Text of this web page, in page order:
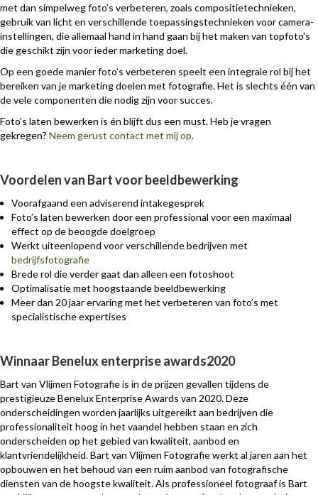
met dan simpelweg foto’s verbeteren, zoals compositietechnieken,
gebruik van licht en verschillende toepassingstechnieken voor camera-
instellingen, die allemaal hand in hand gaan bij het maken van topfoto's
die geschikt zijn voor ieder marketing doel.
Op een goede manier foto’s verbeteren speelt een integrale rol bij het
bereiken van je marketing doelen met fotografie. Het is slechts één van
de vele componenten die nodig zijn voor succes.
Foto’s laten bewerken is én blijft dus een must. Heb je vragen
gekregen? Neem gerust contact met mij op.
Voordelen van Bart voor beeldbewerking
Voorafgaand een adviserend intakegesprek
Foto’s laten bewerken door een professional voor een maximaal
effect op de beoogde doelgroep
Werkt uiteenlopend voor verschillende bedrijven met
bedrijfsfotografie
Brede rol die verder gaat dan alleen een fotoshoot
Optimalisatie met hoogstaande beeldbewerking
Meer dan 20 jaar ervaring met het verbeteren van foto’s met
specialistische expertises
Winnaar Benelux enterprise awards2020
Bart van Vlijmen Fotografie is in de prijzen gevallen tijdens de
prestigieuze Benelux Enterprise Awards van 2020. Deze
onderscheidingen worden jaarlijks uitgereikt aan bedrijven die
professionaliteit hoog in het vaandel hebben staan en zich
onderscheiden op het gebied van kwaliteit, aanbod en
klantvriendelijkheid. Bart van Vlijmen Fotografie werkt al jaren aan het
opbouwen en het behoud van een ruim aanbod van fotografische
diensten van de hoogste kwaliteit. Als professioneel fotograaf is Bart